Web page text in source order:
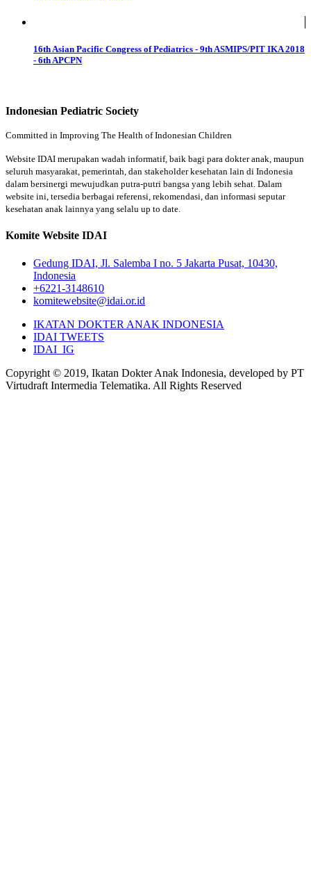
16th Asian Pacific Congress of Pediatrics - 9th ASMIPS/PIT IKA 2018
- 6th APCPN
Indonesian Pediatric Society
Committed in Improving The Health of Indonesian Children
Website IDAI merupakan wadah informatif, baik bagi para dokter anak, maupun
seluruh masyarakat, pemerintah, dan stakeholder kesehatan lain di Indonesia
dalam bersinergi mewujudkan putra-putri bangsa yang lebih sehat. Dalam
website ini, tersedia berbagai referensi, rekomendasi, dan informasi seputar
kesehatan anak lainnya yang selalu up to date.
Komite Website IDAI
Gedung IDAI, Jl. Salemba I no. 5 Jakarta Pusat, 10430,
Indonesia
+6221-3148610
komitewebsite@idai.or.id
IKATAN DOKTER ANAK INDONESIA
IDAI TWEETS
IDAI_IG
Copyright © 2019, Ikatan Dokter Anak Indonesia, developed by PT
Virtudraft Intermedia Telematika. All Rights Reserved